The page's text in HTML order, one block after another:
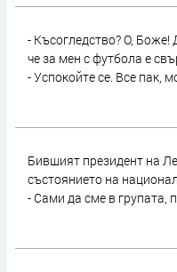
- Късогледство? О, Боже!
че за мен с футбола е
- Успокойте се. Все пак,
Бившият президент на
състоянието на
- Сами да сме в групата,